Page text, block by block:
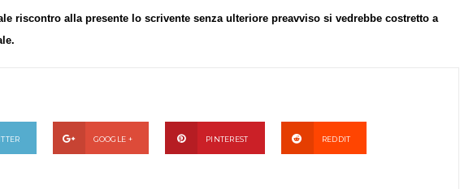
riscontro alla presente lo scrivente senza ulteriore preavviso si vedrebbe costretto a
GOOGLE + PINTEREST REDDIT